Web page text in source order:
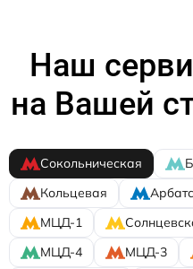
Наш
на Вашей
Сокольническая
Кольцевая
МЦД-1
МЦД-4
МЦД-3